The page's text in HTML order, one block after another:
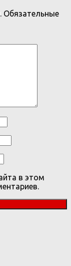
Обязательные
в этом